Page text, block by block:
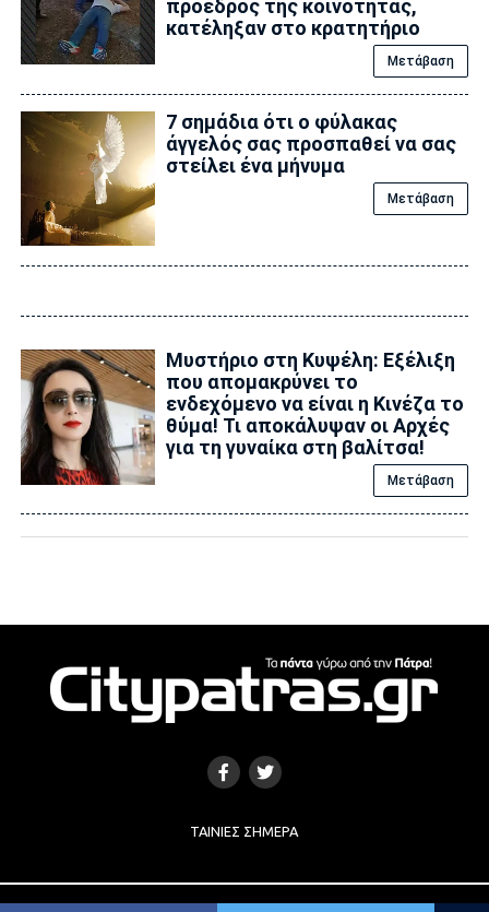
πρόεδρος της κοινότητας,
κατέληξαν στο κρατητήριο
Μετάβαση
7 σημάδια ότι ο φύλακας
άγγελός σας προσπαθεί να σας
στείλει ένα μήνυμα
Μετάβαση
Μυστήριο στη Κυψέλη: Εξέλιξη
που απομακρύνει το
ενδεχόμενο να είναι η Κινέζα το
θύμα! Τι αποκάλυψαν οι Αρχές
για τη γυναίκα στη βαλίτσα!
Μετάβαση
ΤΑΙΝΊΕΣ ΣΉΜΕΡΑ